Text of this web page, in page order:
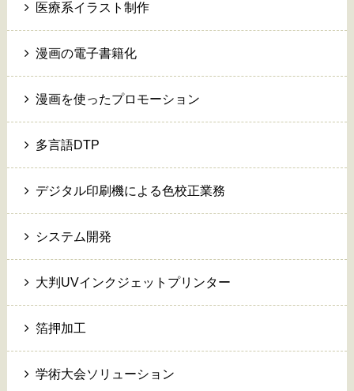
医療系イラスト制作
漫画の電子書籍化
漫画を使ったプロモーション
多言語DTP
デジタル印刷機による色校正業務
システム開発
大判UVインクジェットプリンター
箔押加工
学術大会ソリューション